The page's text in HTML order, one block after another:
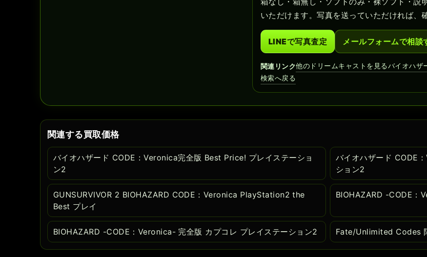
いただけます。写真を送っていただければ、
LINEで写真査定 メールフォームで相談
関連リンク他のドリームキャストを見るバイオハザ
検索へ戻る
関連する買取価格
バイオハザード CODE：Veronica完全版 Best Price! プレイステーショ
ン2
バイオハザード CODE
ション2
GUNSURVIVOR 2 BIOHAZARD CODE：Veronica PlayStation2 the
Best プレイ
BIOHAZARD -CODE：
BIOHAZARD -CODE：Veronica- 完全版 カプコレ プレイステーション2 Fate/Unlimited Codes